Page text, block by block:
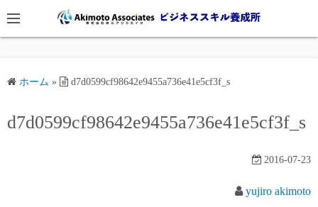
ン
ツ
ス
ホーム » d7d0599cf98642e9455a736e41e5cf3f_s
d7d0599cf98642e9455a736e41e5cf3f_s
2016-07-23
yujiro akimoto